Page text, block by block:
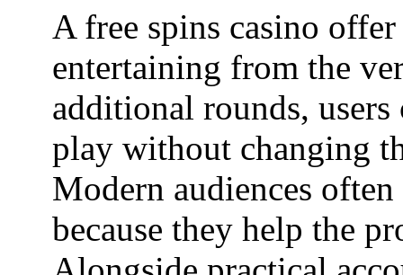
A free spins casino
entertaining from the
additional rounds,
play without changing
Modern audiences
because they help the